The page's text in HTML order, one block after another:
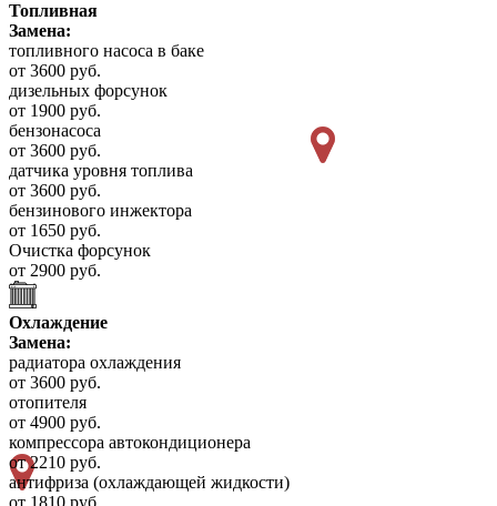
Топливная
Замена:
топливного насоса в баке
от 3600 руб.
дизельных форсунок
от 1900 руб.
бензонасоса
от 3600 руб.
датчика уровня топлива
от 3600 руб.
бензинового инжектора
от 1650 руб.
Очистка форсунок
от 2900 руб.
Охлаждение
Замена:
радиатора охлаждения
от 3600 руб.
отопителя
от 4900 руб.
компрессора автокондиционера
от 2210 руб.
антифриза (охлаждающей жидкости)